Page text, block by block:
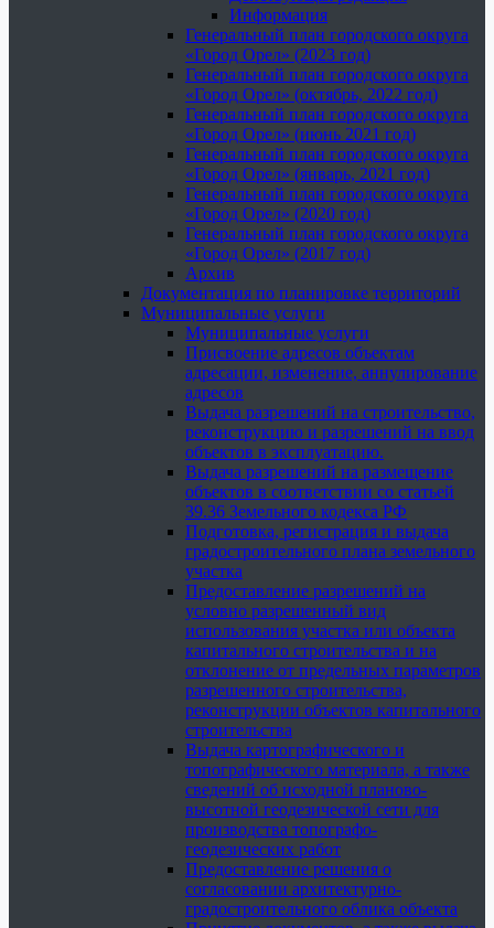
Информация
Генеральный план городского округа
«Город Орел» (2023 год)
Генеральный план городского округа
«Город Орел» (октябрь, 2022 год)
Генеральный план городского округа
«Город Орел» (июнь 2021 год)
Генеральный план городского округа
«Город Орел» (январь, 2021 год)
Генеральный план городского округа
«Город Орел» (2020 год)
Генеральный план городского округа
«Город Орел» (2017 год)
Архив
Документация по планировке территорий
Муниципальные услуги
Муниципальные услуги
Присвоение адресов объектам
адресации, изменение, аннулирование
адресов
Выдача разрешений на строительство,
реконструкцию и разрешений на ввод
объектов в эксплуатацию.
Выдача разрешений на размещение
объектов в соответствии со статьей
39.36 Земельного кодекса РФ
Подготовка, регистрация и выдача
градостроительного плана земельного
участка
Предоставление разрешений на
условно разрешенный вид
использования участка или объекта
капитального строительства и на
отклонение от предельных параметров
разрешенного строительства,
реконструкции объектов капитального
строительства
Выдача картографического и
топографического материала, а также
сведений об исходной планово-
высотной геодезической сети для
производства топографо-
геодезических работ
Предоставление решения о
согласовании архитектурно-
градостроительного облика объекта